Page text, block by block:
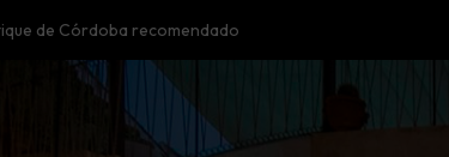
de Córdoba recomendado